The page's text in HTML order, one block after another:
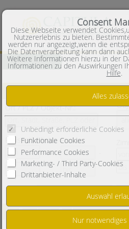
Objekt Suche
Ort / PLZ / Objekt-Nr.:
Preis mtl. Miete:
-
Fläche:
Erweiterte Suche
Consent
Diese Webseite verwendet
Nutzererlebnis zu bieten.
werden nur angezeigt,wenn die
Die Datenverarbeitung kann dann
Weitere Informationen hierzu in der
Informationen zu den Auswirkungen
Hilfe.
Unbedingt erforderliche Cookies
Funktionale Cookies
Performance Cookies
Marketing- / Third Party-Cookies
Drittanbieter-Inhalte